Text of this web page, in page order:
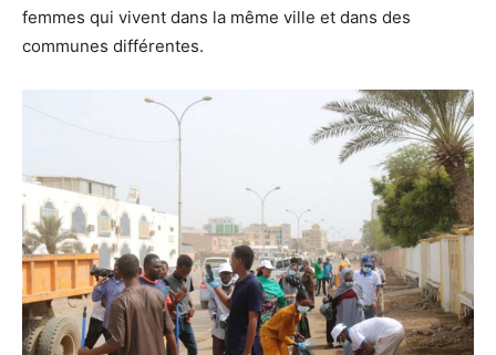
femmes qui vivent dans la même ville et dans des
communes différentes.